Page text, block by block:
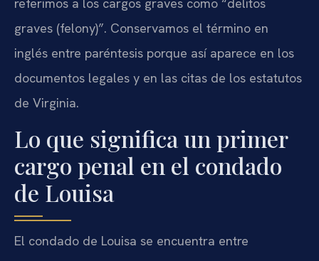
graves (felony)”. Conservamos el término en
inglés entre paréntesis porque así aparece en los
documentos legales y en las citas de los estatutos
de Virginia.
Lo que significa un primer
cargo penal en el condado
de Louisa
El condado de Louisa se encuentra entre